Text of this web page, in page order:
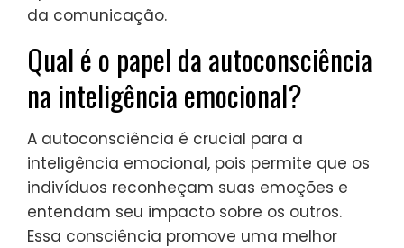
da comunicação.
Qual é o papel da autoconsciência
na inteligência emocional?
A autoconsciência é crucial para a
inteligência emocional, pois permite que os
indivíduos reconheçam suas emoções e
entendam seu impacto sobre os outros.
Essa consciência promove uma melhor